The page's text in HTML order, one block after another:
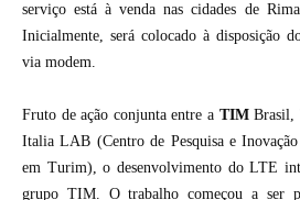
serviço está à venda nas cidades de
Inicialmente, será colocado à disposição
via modem.
Fruto de ação conjunta entre a TIMBrasil,
Italia LAB (Centro de Pesquisa e
em Turim), o desenvolvimento do LTE
grupo TIM. O trabalho começou a ser